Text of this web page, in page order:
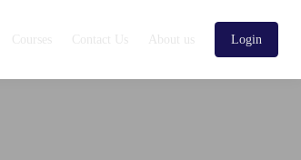
Courses Contact Us About us Login